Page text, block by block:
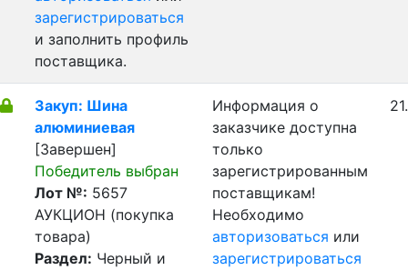
зарегистрироваться
и заполнить профиль
поставщика.
Закуп: Шина
алюминиевая
[Завершен]
Победитель выбран
Лот №: 5657
АУКЦИОН (покупка
товара)
Раздел: Черный и
Информация о
заказчике доступна
только
зарегистрированным
поставщикам!
Необходимо
авторизоваться или
зарегистрироваться